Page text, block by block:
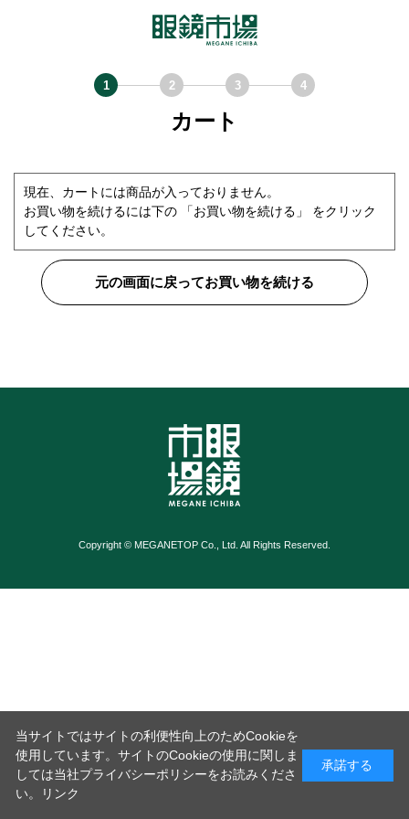
カート
現在、カートには商品が入っておりません。
お買い物を続けるには下の 「お買い物を続ける」 をクリック
してください。
元の画面に戻ってお買い物を続ける
Copyright © MEGANETOP Co., Ltd. All Rights Reserved.
当サイトではサイトの利便性向上のためCookieを
使用しています。サイトのCookieの使用に関しま
しては当社プライバシーポリシーをお読みくださ
い。
リンク
承諾する